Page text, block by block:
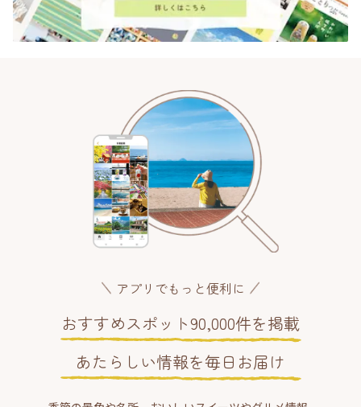
アプリでもっと便利に
おすすめスポット90,000件を掲載
あたらしい情報を毎日お届け